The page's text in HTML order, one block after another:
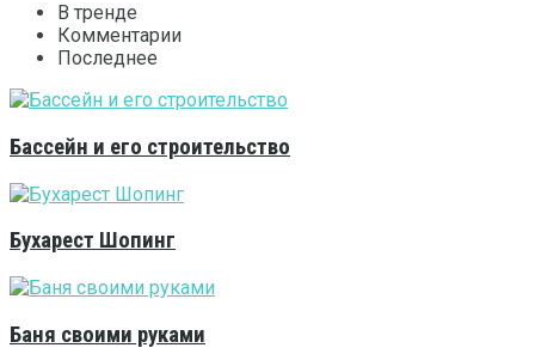
В тренде
Комментарии
Последнее
Бассейн и его строительство
Бухарест Шопинг
Баня своими руками